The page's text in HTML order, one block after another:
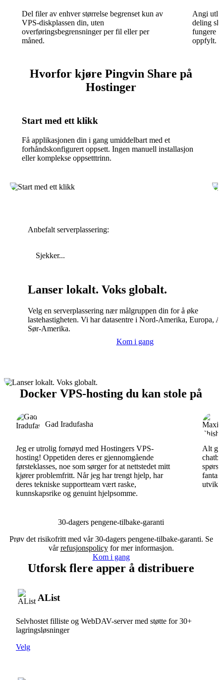
Del filer av enhver størrelse begrenset kun av
VPS-diskplassen din, uten
overføringsbegrensninger per fil eller per
måned.
Angi
deling
fungere
oppfylt.
Hvorfor kjøre Pingvin Share på
Hostinger
Start med ett klikk
Få applikasjonen din i gang umiddelbart med et
forhåndskonfigurert oppsett. Ingen manuell installasjon
eller komplekse oppsetttrinn.
Anbefalt serverplassering:
Sjekker...
Lanser lokalt. Voks globalt.
Velg en serverplassering nær målgruppen din for å øke
lastehastigheten. Vi har datasentre i Nord-Amerika, Europa,
Sør-Amerika.
Kom i gang
Docker VPS-hosting du kan stole på
Gad Iradufasha
Jeg er utrolig fornøyd med Hostingers VPS-
hosting! Oppetiden deres er gjennomgående
førsteklasses, noe som sørger for at nettstedet mitt
kjører problemfritt. Når jeg har trengt hjelp, har
deres tekniske supportteam vært raske,
kunnskapsrike og genuint hjelpsomme.
Alt
30-dagers pengene-tilbake-garanti
Prøv det risikofritt med vår 30-dagers pengene-tilbake-garanti. Se
vårrefusjonspolicyfor mer informasjon.
Kom i gang
Utforsk flere apper å distribuere
AList
Selvhostet filliste og WebDAV-server med støtte for 30+
lagringsløsninger
Velg